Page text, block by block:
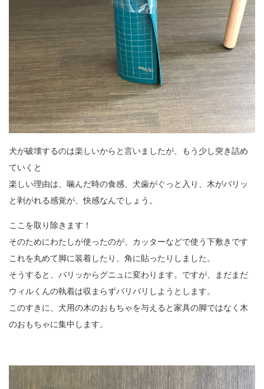
犬が破壊するのは楽しいからと言いましたが、もう少し突き詰め
ていくと
楽しい理由は、噛んだ時の食感、犬歯がぐっと入り、木がバリッ
と剥がれる感覚が、快感なんでしょう。
ここを取り除きます！
そのためにわたしが使ったのが、カッターなどで使う下敷きです
これを丸めて脚に装着したり、角に貼ったりしました。
そうすると、バリッからグニュに変わります。ですが、まだまだ
ウィルくんの執着は収まらずバリバリしようとします。
このすきに、犬用の木のおもちゃを与えると家具の脚ではなく木
のおもちゃに集中します。